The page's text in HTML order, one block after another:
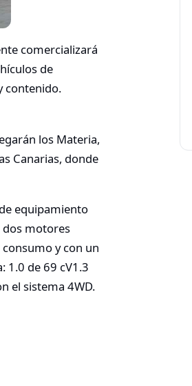
comercializará
de
contenido.
los Materia,
Canarias, donde
equipamiento
dos motores
y con un
1.0 de 69 cV1.3
el sistema 4WD.